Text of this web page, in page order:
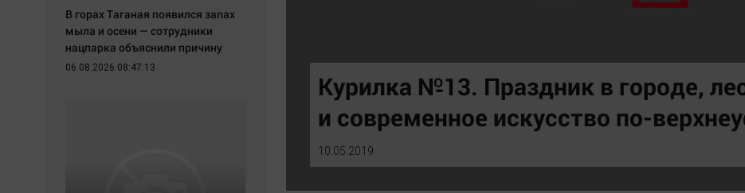
Общество
Политика
Экономика
Технологии
Отраслевые темы
Медиаграмотность
Челябинск космический
Другие рубрики
English version
Online-консультация
Вкусное
Гороскоп
ЖКХ
Интервью
Курилка №13. Праздник в городе,
и современное искусство по-
10.05.2019
В горах Таганая появился запах
мыла и осени — сотрудники
нацпарка объяснили причину
06.08.2026 08:47:13